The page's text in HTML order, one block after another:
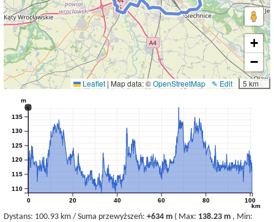
+
−
5 km
✎ Edit
Leaflet | Map data: ©OpenStreetMap
0 20 40 60 80 100
km
110
115
120
125
130
135
m
Dystans: 100.93 km / Suma przewyższeń: +634 m ( Max: 138.23 m , Min: